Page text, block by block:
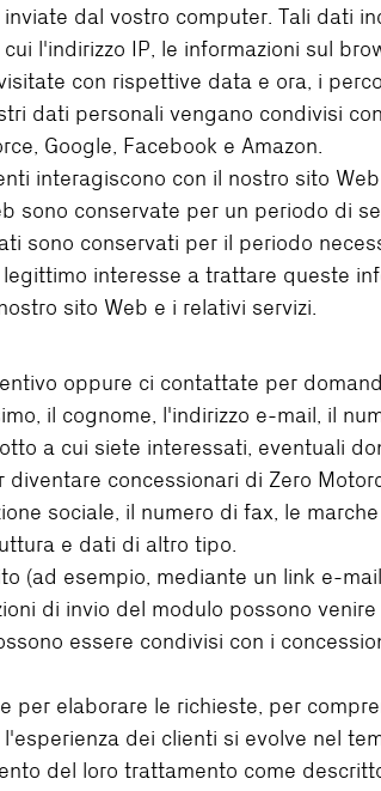
dal vostro computer. Tali dati
l'indirizzo IP, le informazioni sul
con rispettive data e ora, i
dati personali vengano condivisi
Google, Facebook e Amazon.
interagiscono con il nostro sito
sono conservate per un periodo di
sono conservati per il periodo
interesse a trattare queste
sito Web e i relativi servizi.
oppure ci contattate per
il cognome, l'indirizzo e-mail, il
a cui siete interessati, eventuali
concessionari di Zero
sociale, il numero di fax, le
e dati di altro tipo.
(ad esempio, mediante un link e-
di invio del modulo possono
essere condivisi con i
per elaborare le richieste, per
dei clienti si evolve nel
del loro trattamento come